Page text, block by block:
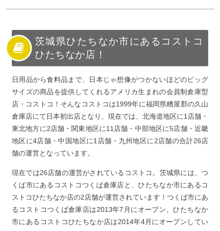
1
茨城県ひたちなか市にあるコストコひたちなか店！
い！
3
コストコひたちなか店詳細や周辺情報を調査せよ！
4
コストコひたちなか店の営業時間は？
5
コストコひたちなか店への行き方は？
6
コストコひたちなか店に駐車場はある？
7
コストコひたちなか店の混雑状態は？
コストコひたちなか店の周辺施設には何がある？
9
コストコひたちなか店の行き方・営業時間・混雑状態ま
とめ
茨城県ひたちなか市にあるコストコ
ひたちなか店！
日用品から食料品まで、日本じゃ想像がつかないほどのビッグ
サイズの商品を提供してくれるアメリカ生まれの会員制倉庫型
店・コストコ！そんなコストコは1999年に福岡県糟屋郡の久山
倉庫店にて日本初出店となり、現在では、北海道地区に1店舗・
東北地方に2店舗・関東地区に11店舗・中部地区に5店舗・近畿
地区に4店舗・中国地区に1店舗・九州地区に2店舗の合計26店
舗の運営となっています。
現在では26店舗の運営がされているコストコ。茨城県には、つ
くば市にあるコストコつくば倉庫店と、ひたちなか市にあるコ
ストコひたちなか店の2店舗が運営されています！つくば市にあ
るコストコつくば倉庫店は2013年7月にオープン、ひたちなか
市にあるコストコひたちなか店は2014年4月にオープンしてい